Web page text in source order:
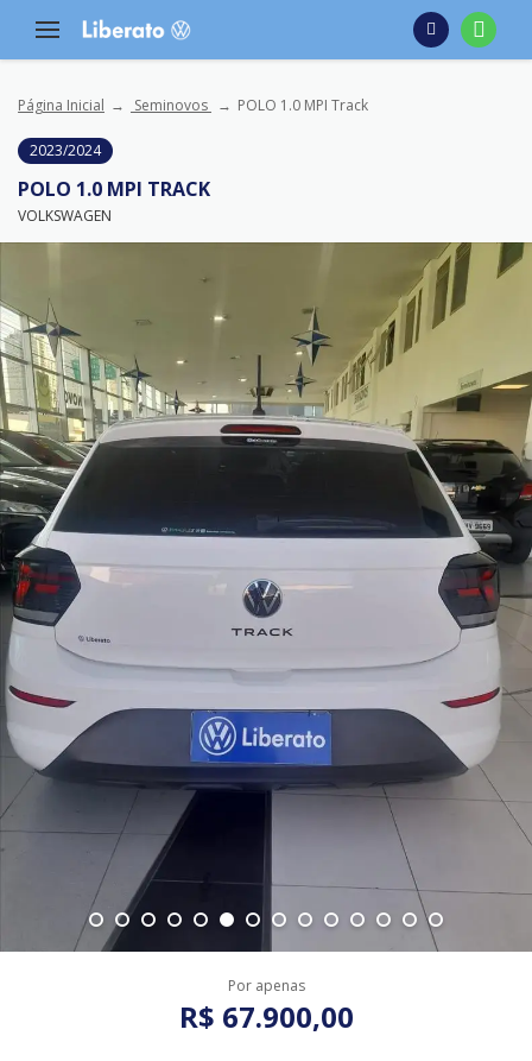
Página Inicial Seminovos POLO 1.0 MPI Track
2023/2024
POLO 1.0 MPI TRACK
VOLKSWAGEN
Por apenas
R$ 67.900,00